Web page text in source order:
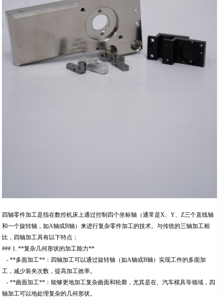
四轴零件加工是指在数控机床上通过控制四个坐标轴（通常是X、Y、Z三个直线轴
和一个旋转轴，如A轴或B轴）来进行复杂零件加工的技术。与传统的三轴加工相
比，四轴加工具有以下特点：
### 1. **复杂几何形状的加工能力**
- **多面加工**：四轴加工可以通过旋转轴（如A轴或B轴）实现工件的多面加
工，减少装夹次数，提高加工效率。
- **曲面加工**：能够更地加工复杂曲面和轮廓，尤其是在、汽车模具等领域，四
轴加工可以地处理复杂的几何形状。